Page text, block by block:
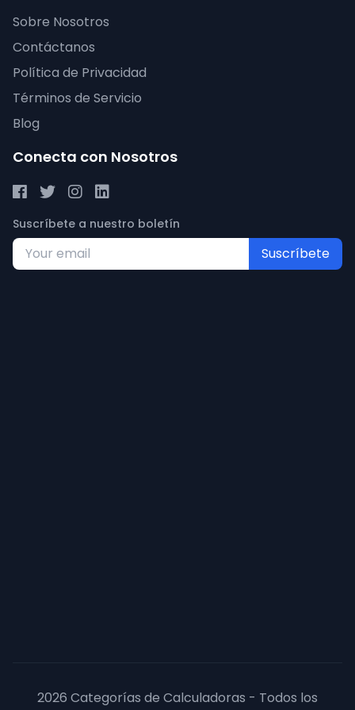
Sobre Nosotros
Contáctanos
Política de Privacidad
Términos de Servicio
Blog
Conecta con Nosotros
Suscríbete a nuestro boletín
Suscríbete
2026 Categorías de Calculadoras - Todos los